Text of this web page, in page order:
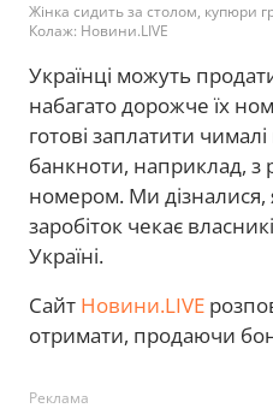
Жінка сидить за столом, купюри
Колаж: Новини.LIVE
Українці можуть
набагато дорожче їх
готові заплатити чималі
банкноти, наприклад, з
номером. Ми
заробіток чекає
Україні.
Сайт Новини.LIVE
отримати, продаючи
Реклама